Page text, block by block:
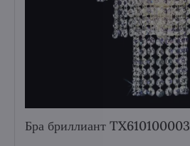
Бра бриллиант TX610100003